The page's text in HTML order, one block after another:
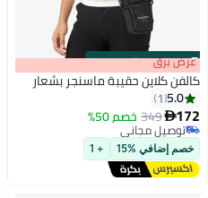
00m:00s
·باقي 100% عرض برق
كالفن كلاين حقيبة ماسنجر بشعار
5.0
1
172
349خصم 50%
توصيل مجاني
توصيل مجاني
خصم إضافي %15 + 1